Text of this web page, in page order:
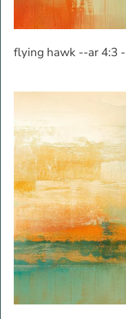
flying hawk --ar 4:3